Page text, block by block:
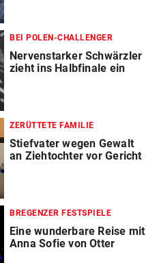
BEI POLEN-CHALLENGER
Nervenstarker Schwärzler
zieht ins Halbfinale ein
ZERÜTTETE FAMILIE
Stiefvater wegen Gewalt
an Ziehtochter vor Gericht
BREGENZER FESTSPIELE
Eine wunderbare Reise mit
Anna Sofie von Otter